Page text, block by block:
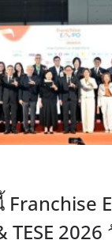
TESE 2026